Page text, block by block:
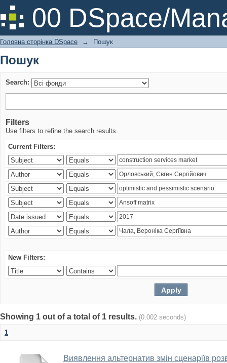
00 DSpace/
Пошук
Головна сторінка DSpace → Пошук
Пошук
Search:
Filters
Use filters to refine the search results.
Current Filters:
New Filters:
Showing 1 out of a total of 1 results. (0.002 seconds)
1
Виявлення альтернатив змін сценаріїв